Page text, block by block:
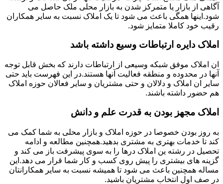
آگاهی از بازار یا متمرکز شدن به بازار محلی ملک حاصل می
شود.اینها همگی باعث می شود تا یک املاک نسبت به سایر همکاران
رقیب خود کاملا متمایز شود.
املاک دایره ارتباطات وسیع داشته باشد
ان املاک موفق شبکه وسیعی از ارتباطات دارند که بخش قابل توجه
آنها در محدوده و منطقه فعالیت آنها هستند.در این فهرست باید حتی
سایر ان املاک و دلالان و حتی مشتریان و سایر فعالان حوزه املاک
هم حضور داشته باشند.
املاک مجهز بودن به قدرت علم و دانش
به روز بودن خصوصا در حوزه املاک و بازار محلی به شما کمک می
کند تا خدمات بهتری به مشتری بدهید.همچنین مطالعه و ادامه
تحصیل در رشته ین املاک درها را به سوی پیشرفت باز می کند و
گزینه های بیشتری را پیش روی کسب و کار شما قرار می دهد.این
مساله همچنین باعث می شود تا همیشه نسبت به سایر همکارانتان
در صف اول انتخاب مشتریان باشید.